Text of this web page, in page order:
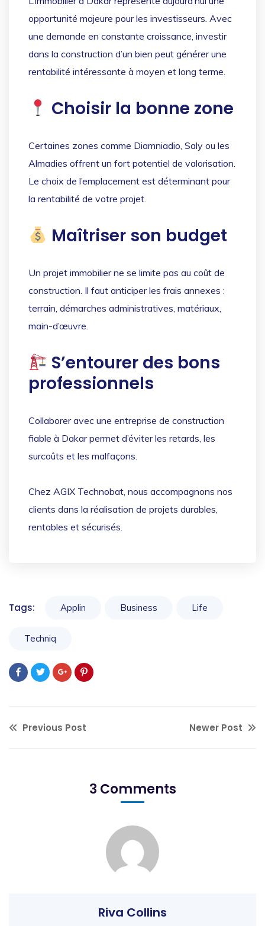
opportunité majeure pour les investisseurs. Avec
une demande en constante croissance, investir
dans la construction d’un bien peut générer une
rentabilité intéressante à moyen et long terme.
Choisir la bonne zone
Certaines zones comme Diamniadio, Saly ou les
Almadies offrent un fort potentiel de valorisation.
Le choix de l’emplacement est déterminant pour
la rentabilité de votre projet.
Maîtriser son budget
Un projet immobilier ne se limite pas au coût de
construction. Il faut anticiper les frais annexes :
terrain, démarches administratives, matériaux,
main-d’œuvre.
S’entourer des bons
professionnels
Collaborer avec une entreprise de construction
fiable à Dakar permet d’éviter les retards, les
surcoûts et les malfaçons.
Chez AGIX Technobat, nous accompagnons nos
clients dans la réalisation de projets durables,
rentables et sécurisés.
Tags: Applin Business Life
Techniq
Previous Post Newer Post
3 Comments
Riva Collins